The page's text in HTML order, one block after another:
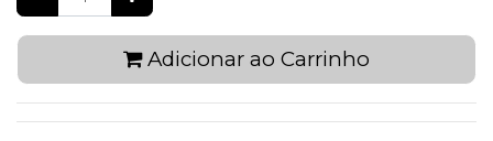
Adicionar ao Carrinho